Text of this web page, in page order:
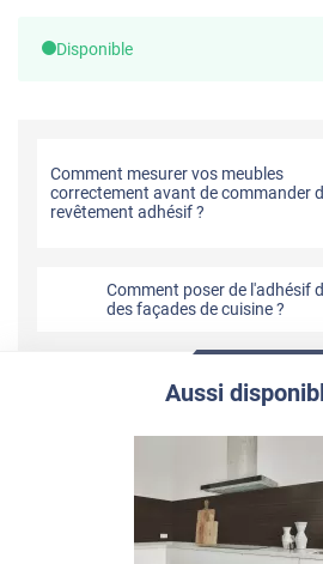
Disponible
Comment mesurer vos meubles
correctement avant de commander
revêtement adhésif ?
Comment poser de l'adhésif
des façades de cuisine ?
Aussi